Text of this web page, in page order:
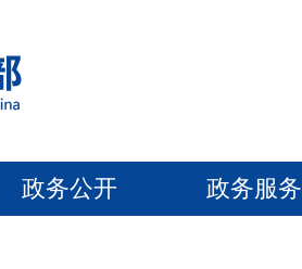
政务公开 政务服务